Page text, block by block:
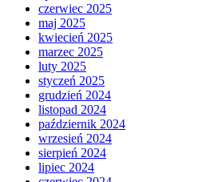
czerwiec 2025
maj 2025
kwiecień 2025
marzec 2025
luty 2025
styczeń 2025
grudzień 2024
listopad 2024
październik 2024
wrzesień 2024
sierpień 2024
lipiec 2024